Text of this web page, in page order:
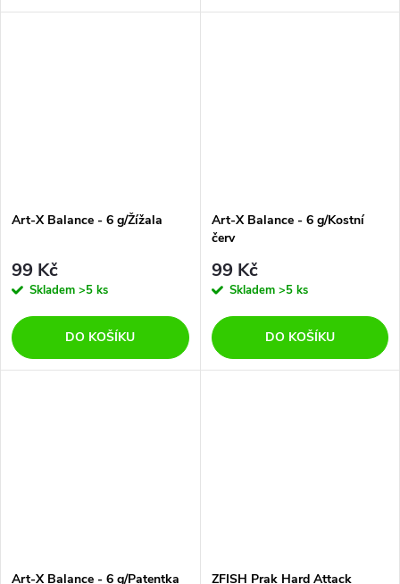
Art-X Balance - 6 g/Žížala
99 Kč
Skladem >5 ks
DO KOŠÍKU
Art-X Balance - 6 g/Kostní
červ
99 Kč
Skladem >5 ks
DO KOŠÍKU
Art-X Balance - 6 g/Patentka ZFISH Prak Hard Attack